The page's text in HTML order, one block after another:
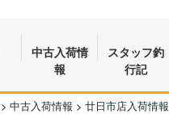
中古入荷情
報
スタッフ釣
行記
> 中古入荷情報 > 廿日市店入荷情報